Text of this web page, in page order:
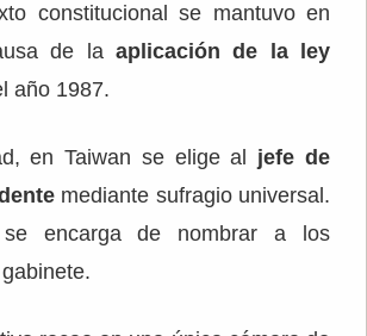
constitucional se mantuvo en
de la aplicación de la ley
año 1987.
en Taiwan se elige al
jefe de
mediante sufragio universal.
se encarga de nombrar a los